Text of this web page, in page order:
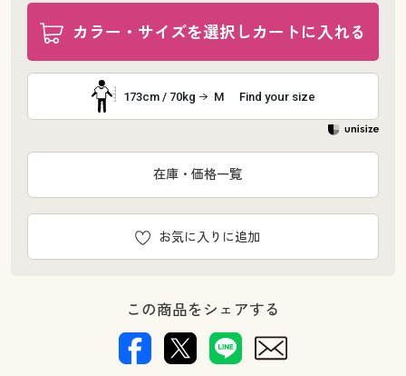
カラー・サイズを選択しカートに入れる
173cm / 70kg M Find your size
お気に入りに追加
在庫・価格一覧
この商品をシェアする